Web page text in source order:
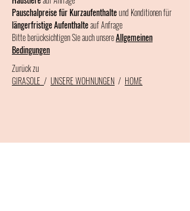
Pauschalpreise für Kurzaufenthalteund Konditionen für
längerfristige Aufenthalteauf Anfrage
Bitte berücksichtigen Sie auch unsereAllgemeinen
Bedingungen
Zurück zu
GIRASOLE / UNSERE WOHNUNGEN / HOME